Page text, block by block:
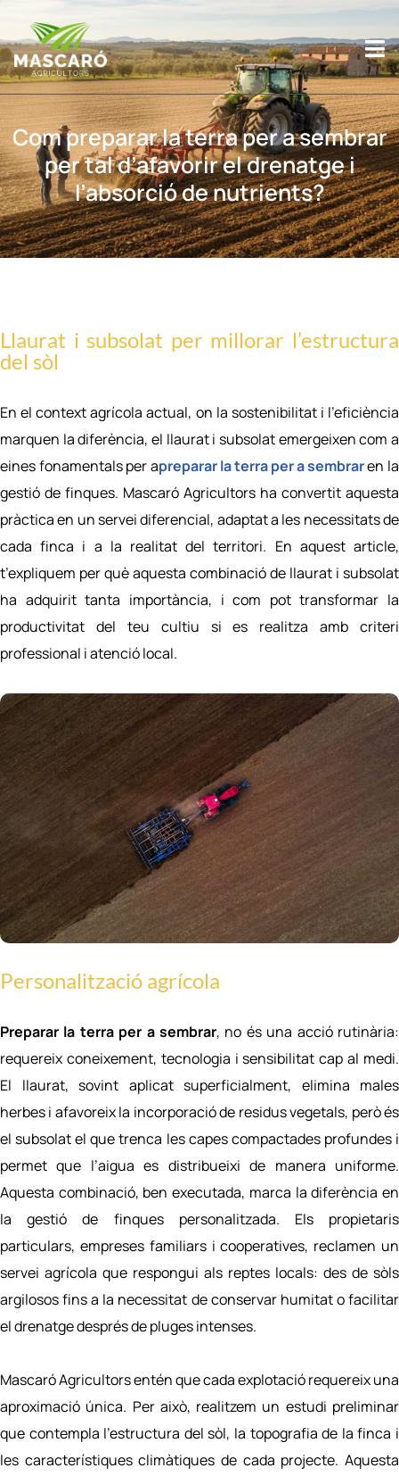
Vés al
contingut
Com preparar la terra per a sembrar
per tal d’afavorir el drenatge i
l’absorció de nutrients?
Llaurat i subsolat per millorar l’estructura
del sòl
En el context agrícola actual, on la sostenibilitat i l’eficiència
marquen la diferència, el llaurat i subsolat emergeixen com a
eines fonamentals per apreparar la terra per a sembraren la
gestió de finques. Mascaró Agricultors ha convertit aquesta
pràctica en un servei diferencial, adaptat a les necessitats de
cada finca i a la realitat del territori. En aquest article,
t’expliquem per què aquesta combinació de llaurat i subsolat
ha adquirit tanta importància, i com pot transformar la
productivitat del teu cultiu si es realitza amb criteri
professional i atenció local.
Personalització agrícola
Preparar la terra per a sembrar, no és una acció rutinària:
requereix coneixement, tecnologia i sensibilitat cap al medi.
El llaurat, sovint aplicat superficialment, elimina males
herbes i afavoreix la incorporació de residus vegetals, però és
el subsolat el que trenca les capes compactades profundes i
permet que l’aigua es distribueixi de manera uniforme.
Aquesta combinació, ben executada, marca la diferència en
la gestió de finques personalitzada. Els propietaris
particulars, empreses familiars i cooperatives, reclamen un
servei agrícola que respongui als reptes locals: des de sòls
argilosos fins a la necessitat de conservar humitat o facilitar
el drenatge després de pluges intenses.
Mascaró Agricultors entén que cada explotació requereix una
aproximació única. Per això, realitzem un estudi preliminar
que contempla l’estructura del sòl, la topografia de la finca i
les característiques climàtiques de cada projecte. Aquesta